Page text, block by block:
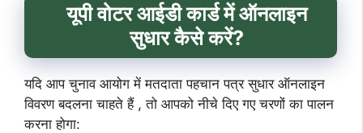
यूपीवोटर आईडी कार्ड में ऑनलाइन
सुधार कैसे करें?
यदि आप चुनाव आयोग में मतदाता पहचान पत्र सुधार ऑनलाइन
विवरण बदलना चाहते हैं , तो आपको नीचे दिए गए चरणों का पालन
करना होगा: